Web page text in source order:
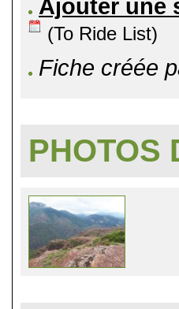
Ajouter une
(To Ride List)
Fiche créée
PHOTOS